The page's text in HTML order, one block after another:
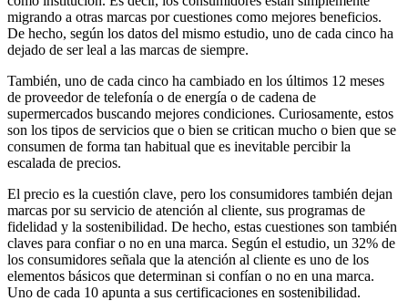
migrando a otras marcas por cuestiones como mejores beneficios.
De hecho, según los datos del mismo estudio, uno de cada cinco ha
dejado de ser leal a las marcas de siempre.
También, uno de cada cinco ha cambiado en los últimos 12 meses
de proveedor de telefonía o de energía o de cadena de
supermercados buscando mejores condiciones. Curiosamente, estos
son los tipos de servicios que o bien se critican mucho o bien que se
consumen de forma tan habitual que es inevitable percibir la
escalada de precios.
El precio es la cuestión clave, pero los consumidores también dejan
marcas por su servicio de atención al cliente, sus programas de
fidelidad y la sostenibilidad. De hecho, estas cuestiones son también
claves para confiar o no en una marca. Según el estudio, un 32% de
los consumidores señala que la atención al cliente es uno de los
elementos básicos que determinan si confían o no en una marca.
Uno de cada 10 apunta a sus certificaciones en sostenibilidad.